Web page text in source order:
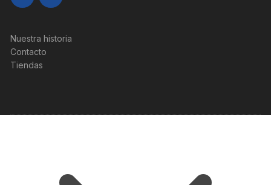
Nuestra historia
Contacto
Tiendas